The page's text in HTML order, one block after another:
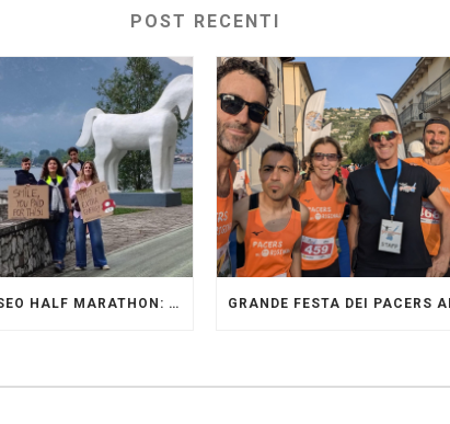
POST RECENTI
LAGO D’ISEO HALF MARATHON: ORIGINALI PRESENTI